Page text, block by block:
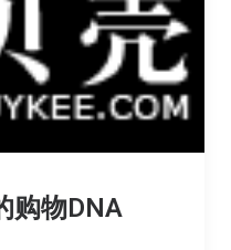
购物DNA